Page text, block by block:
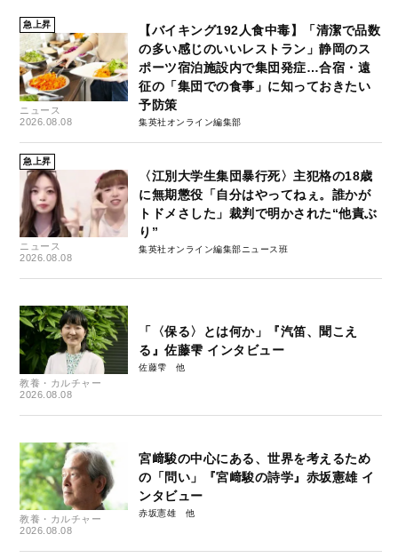
急上昇
ニュース
2026.08.08
【バイキング192人食中毒】「清潔で品数
の多い感じのいいレストラン」静岡のス
ポーツ宿泊施設内で集団発症…合宿・遠
征の「集団での食事」に知っておきたい
予防策
集英社オンライン編集部
急上昇
ニュース
2026.08.08
〈江別大学生集団暴行死〉主犯格の18歳
に無期懲役「自分はやってねぇ。誰かが
トドメさした」裁判で明かされた“他責ぶ
り”
集英社オンライン編集部ニュース班
教養・カルチャー
2026.08.08
「〈保る〉とは何か」『汽笛、聞こえ
る』佐藤雫 インタビュー
佐藤雫
教養・カルチャー
2026.08.08
宮﨑駿の中心にある、世界を考えるため
の「問い」『宮﨑駿の詩学』赤坂憲雄 イ
ンタビュー
赤坂憲雄